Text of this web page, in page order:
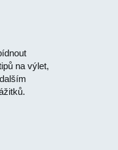
na výlet,